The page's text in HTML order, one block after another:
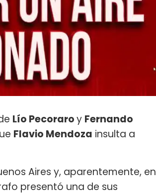
Lío Pecoraroy Fernando
Flavio Mendoza insulta a
Aires y, aparentemente, en
presentó una de sus